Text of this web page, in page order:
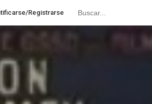
Registrarse